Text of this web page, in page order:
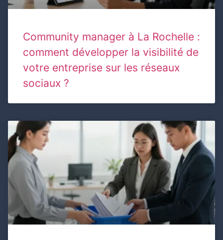
Community manager à La Rochelle :
comment développer la visibilité de
votre entreprise sur les réseaux
sociaux ?